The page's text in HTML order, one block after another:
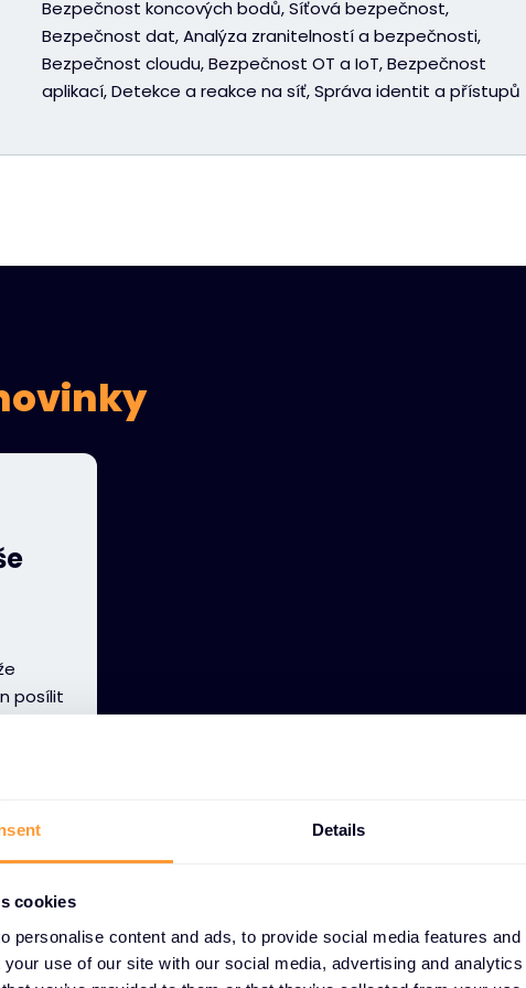
Details
cookies
personalise content and ads, to provide social media features
your use of our site with our social media, advertising and
Bezpečnost koncových bodů, Síťová bezpečnost,
Bezpečnost dat, Analýza zranitelností a bezpečnosti,
Bezpečnost cloudu, Bezpečnost OT a IoT, Bezpečnost
aplikací, Detekce a reakce na síť, Správa identit a přístupů
posílit